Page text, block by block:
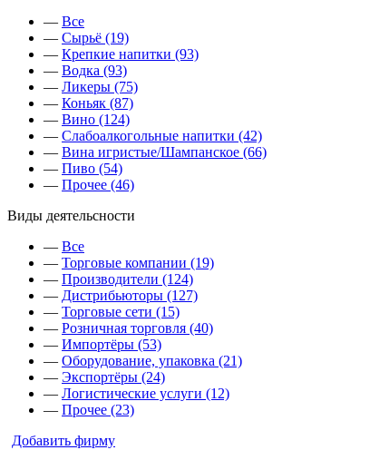
— Все
— Сырьё (19)
— Крепкие напитки (93)
— Водка (93)
— Ликеры (75)
— Коньяк (87)
— Вино (124)
— Слабоалкогольные напитки (42)
— Вина игристые/Шампанское (66)
— Пиво (54)
— Прочее (46)
Виды деятельсности
— Все
— Торговые компании (19)
— Производители (124)
— Дистрибьюторы (127)
— Торговые сети (15)
— Розничная торговля (40)
— Импортёры (53)
— Оборудование, упаковка (21)
— Экспортёры (24)
— Логистические услуги (12)
— Прочее (23)
Добавить фирму